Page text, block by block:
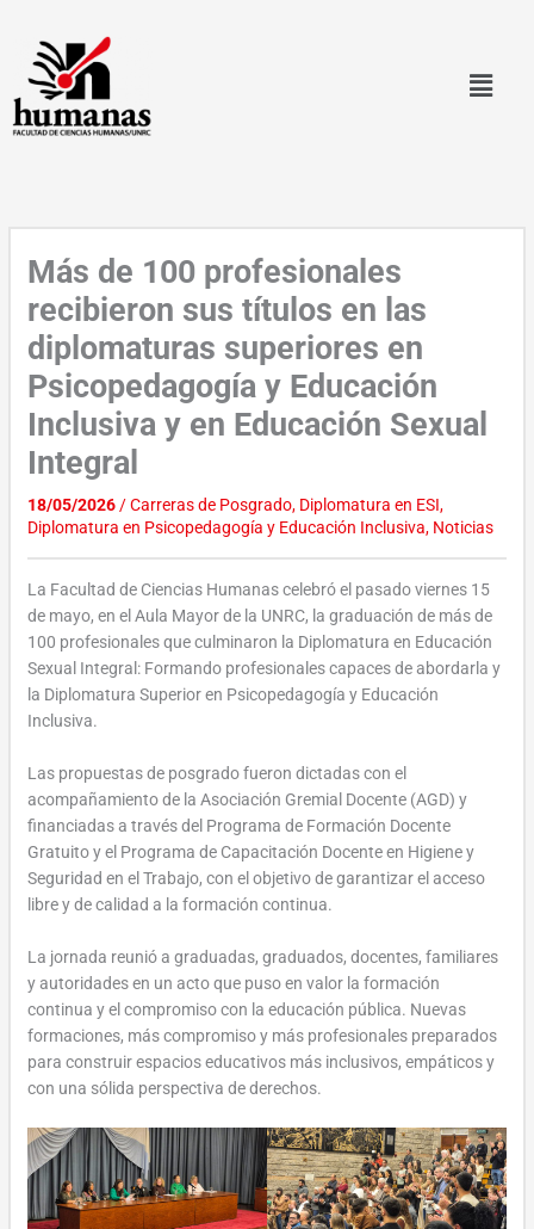
contenido
Más de 100 profesionales
recibieron sus títulos en las
diplomaturas superiores en
Psicopedagogía y Educación
Inclusiva y en Educación Sexual
Integral
18/05/2026/Carreras de Posgrado, Diplomatura en ESI,
Diplomatura en Psicopedagogía y Educación Inclusiva, Noticias
La Facultad de Ciencias Humanas celebró el pasado viernes 15
de mayo, en el Aula Mayor de la UNRC, la graduación de más de
100 profesionales que culminaron la Diplomatura en Educación
Sexual Integral: Formando profesionales capaces de abordarla y
la Diplomatura Superior en Psicopedagogía y Educación
Inclusiva.
Las propuestas de posgrado fueron dictadas con el
acompañamiento de la Asociación Gremial Docente (AGD) y
financiadas a través del Programa de Formación Docente
Gratuito y el Programa de Capacitación Docente en Higiene y
Seguridad en el Trabajo, con el objetivo de garantizar el acceso
libre y de calidad a la formación continua.
La jornada reunió a graduadas, graduados, docentes, familiares
y autoridades en un acto que puso en valor la formación
continua y el compromiso con la educación pública. Nuevas
formaciones, más compromiso y más profesionales preparados
para construir espacios educativos más inclusivos, empáticos y
con una sólida perspectiva de derechos.